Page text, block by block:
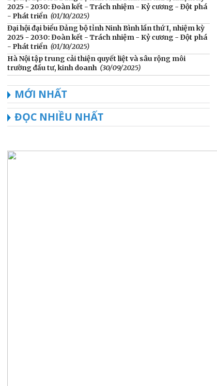
2025 - 2030: Đoàn kết - Trách nhiệm - Kỷ cương - Đột phá
- Phát triển (01/10/2025)
Đại hội đại biểu Đảng bộ tỉnh Ninh Bình lần thứ I, nhiệm kỳ
2025 - 2030: Đoàn kết - Trách nhiệm - Kỷ cương - Đột phá
- Phát triển (01/10/2025)
Hà Nội tập trung cải thiện quyết liệt và sâu rộng môi
trường đầu tư, kinh doanh (30/09/2025)
MỚI NHẤT
ĐỌC NHIỀU NHẤT